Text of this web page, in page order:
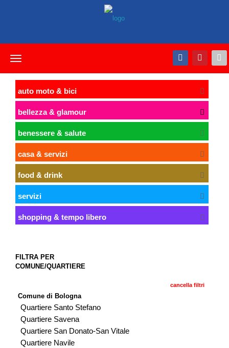
Toggle
auto moto & bici
bellezza & glamour
benessere & salute
casa & servizi
food & drink
servizi
shopping & tempo libero
FILTRA PER
COMUNE/QUARTIERE
cancella filtri
Comune di Bologna
Quartiere Santo Stefano
Quartiere Savena
Quartiere San Donato-San Vitale
Quartiere Navile